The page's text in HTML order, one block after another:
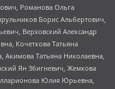
Романова Ольга
Борис Альбертович,
Верховский Александр
Кочеткова Татьяна
Акимова Татьяна Николаевна,
Ян Збигневич, Жемкова
Юлия Юрьевна,